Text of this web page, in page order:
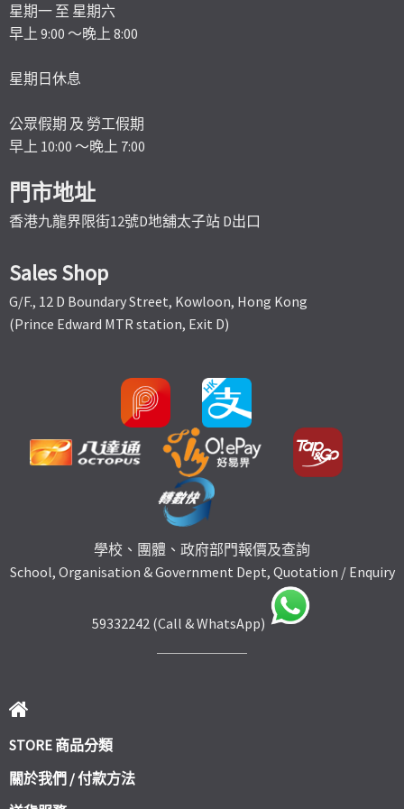
星期一 至 星期六
早上 9:00 ～晚上 8:00
星期日休息
公眾假期 及 勞工假期
早上 10:00 ～晚上 7:00
門市地址
香港九龍界限街12號D地舖太子站 D出口
Sales Shop
G/F., 12 D Boundary Street, Kowloon, Hong Kong
(Prince Edward MTR station, Exit D)
學校、團體、政府部門報價及查詢
School, Organisation & Government Dept, Quotation / Enquiry
59332242 (Call & WhatsApp)
STORE 商品分類
關於我們 / 付款方法